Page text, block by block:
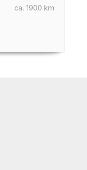
ca. 1900 km